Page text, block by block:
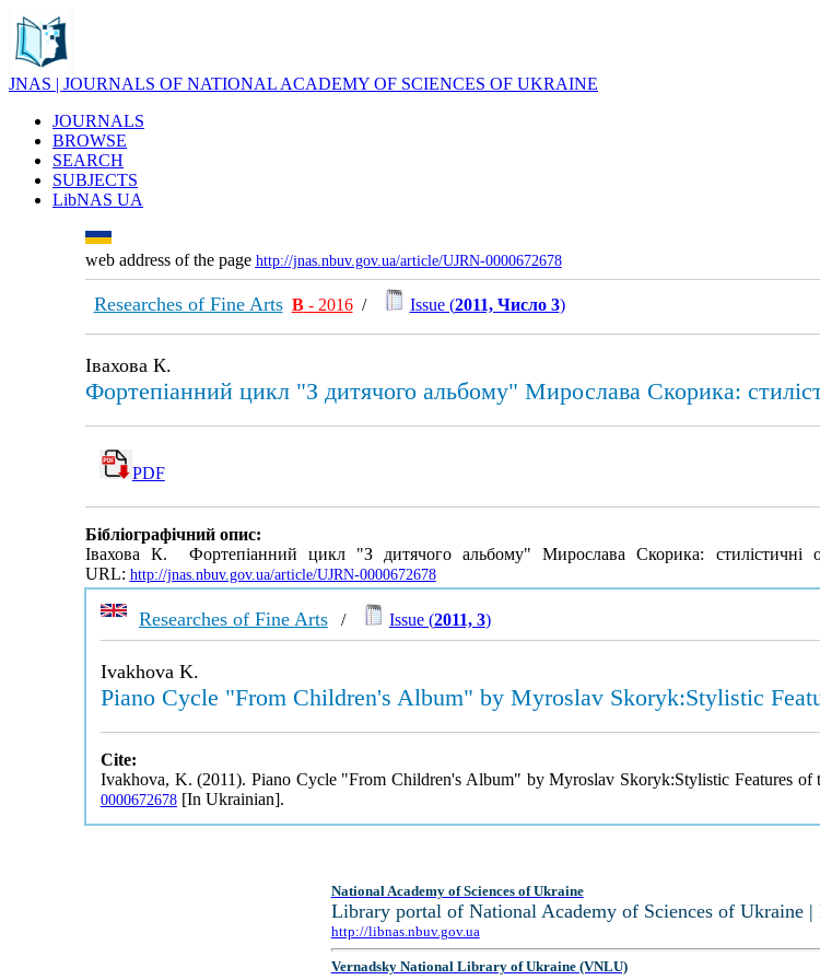
JNAS | JOURNALS OF NATIONAL ACADEMY OF SCIENCES OF UKRAINE
JOURNALS
BROWSE
SEARCH
SUBJECTS
LibNAS UA
web address of the page http://jnas.nbuv.gov.ua/article/UJRN-0000672678
Researches of Fine Arts В- 2016/ Issue (2011, Число 3)
Івахова К.
Фортепіанний цикл "З дитячого альбому" Мирослава Скорика:
PDF
Бібліографічний опис:
Івахова К. Фортепіанний цикл "З дитячого альбому" Мирослава Скорика: стилістичні
URL: http://jnas.nbuv.gov.ua/article/UJRN-0000672678
Researches of Fine Arts/ Issue (2011, 3)
Ivakhova K.
Piano Cycle "From Children's Album" by Myroslav Skoryk:Stylistic
Cite:
Ivakhova, K. (2011). Piano Cycle "From Children's Album" by Myroslav Skoryk:Stylistic Features of
0000672678[In Ukrainian].
National Academy of Sciences of Ukraine
Library portal of National Academy of Sciences of Ukraine
http://libnas.nbuv.gov.ua
Vernadsky National Library of Ukraine (VNLU)